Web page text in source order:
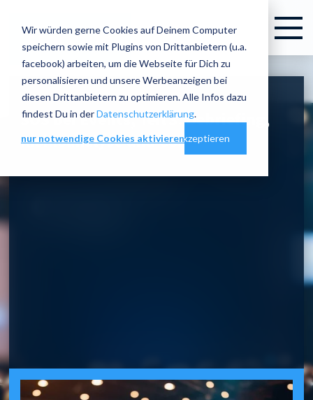
Wir würden gerne Cookies auf Deinem Computer
speichern sowie mit Plugins von Drittanbietern (u.a.
facebook) arbeiten, um die Webseite für Dich zu
personalisieren und unsere Werbeanzeigen bei
diesen Drittanbietern zu optimieren. Alle Infos dazu
findest Du in derDatenschutzerklärung.
Cookie-Einstellungen alles akzeptieren
nur notwendige Cookies aktivieren
SOS bei Events, Teil 3: Debriefing,
Risikoanalyse und Co.